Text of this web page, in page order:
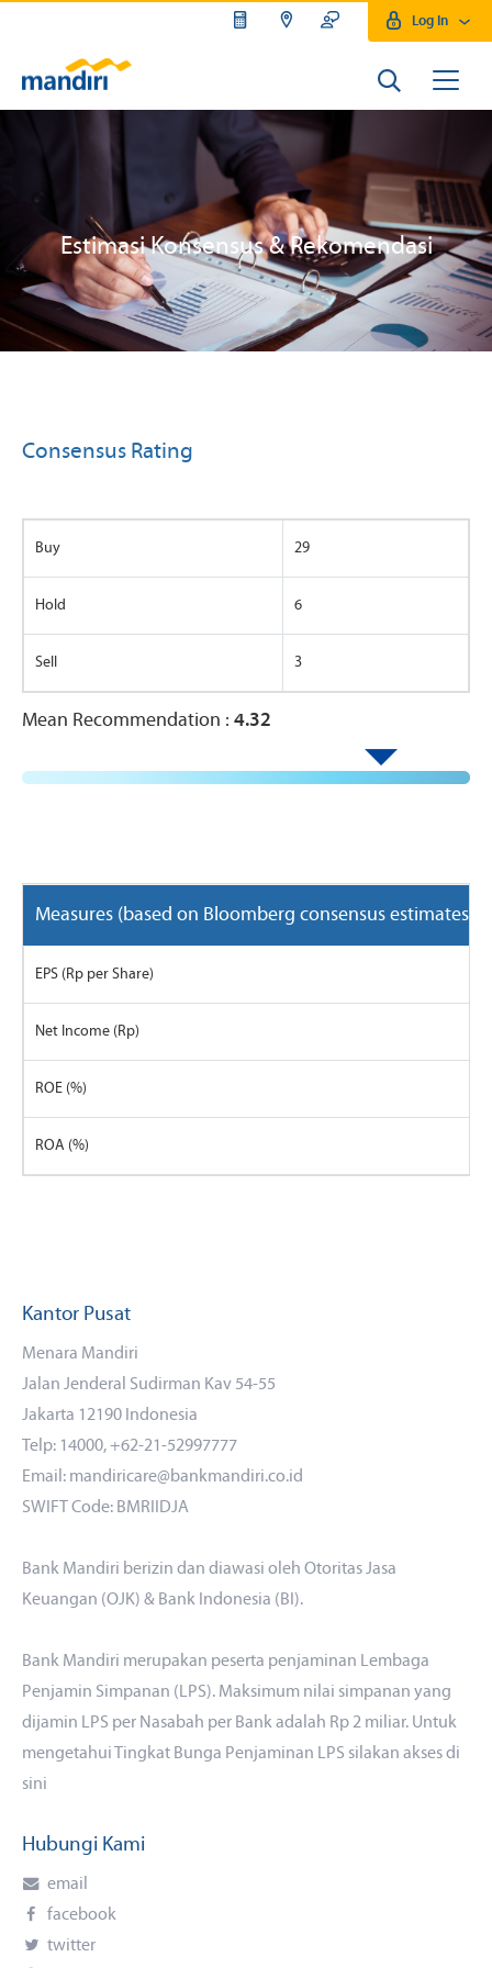
Log In
Estimasi Konsensus & Rekomendasi
Consensus Rating
Buy 29
Hold 6
Sell 3
Mean Recommendation : 4.32
Measures (based on Bloomberg consensus estimates)
EPS (Rp per Share)
Net Income (Rp)
ROE (%)
ROA (%)
Kantor Pusat
Menara Mandiri
Jalan Jenderal Sudirman Kav 54-55
Jakarta 12190 Indonesia
Telp: 14000, +62-21-52997777
Email: mandiricare@bankmandiri.co.id
SWIFT Code: BMRIIDJA
Bank Mandiri berizin dan diawasi oleh Otoritas Jasa
Keuangan (OJK) & Bank Indonesia (BI).
Bank Mandiri merupakan peserta penjaminan Lembaga
Penjamin Simpanan (LPS). Maksimum nilai simpanan yang
dijamin LPS per Nasabah per Bank adalah Rp 2 miliar. Untuk
mengetahui Tingkat Bunga Penjaminan LPS silakan akses di
sini
Hubungi Kami
email
facebook
twitter